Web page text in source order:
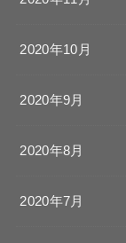
2020年10月
2020年9月
2020年8月
2020年7月